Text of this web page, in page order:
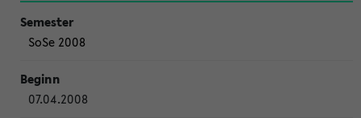
SoSe 2008
07.04.2008